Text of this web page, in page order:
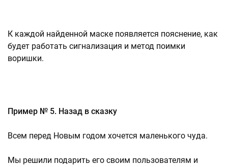
К каждой найденной маске появляется пояснение, как
будет работать сигнализация и метод поимки
воришки.
Пример № 5. Назад в сказку
Всем перед Новым годом хочется маленького чуда.
Мы решили подарить его своим пользователям и